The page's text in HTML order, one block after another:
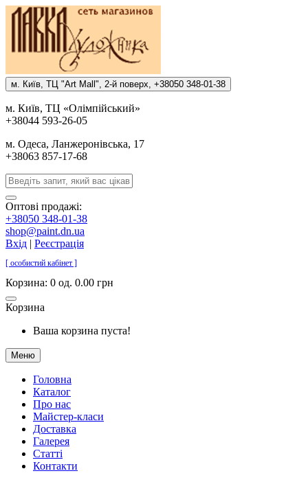
м. Киïв, ТЦ "Art Mall", 2-й поверх, +38050 348-01-38
м. Киïв, ТЦ «Олiмпiйський»
+38044 593-26-05
м. Одеса, Ланжеронiвська, 17
+38063 857-17-68
Оптові продажі:
+38050 348-01-38
shop@paint.dn.ua
Вхід | Реєстрація
[ особистий кабінет ]
Корзина: 0 од. 0.00 грн
Корзина
Ваша корзина пуста!
Меню
Головна
Каталог
Про нас
Майстер-класи
Доставка
Галерея
Статтi
Контакти